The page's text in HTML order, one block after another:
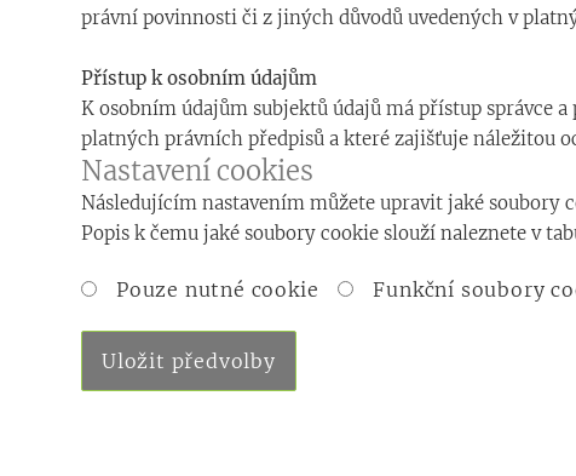
právní povinnosti či z jiných důvodů uvedených v
Přístup k osobním údajům
K osobním údajům subjektů údajů má přístup správce
platných právních předpisů a které zajišťuje náležitou
Nastavení cookies
Následujícím nastavením můžete upravit jaké soubory
Popis k čemu jaké soubory cookie slouží naleznete v
Pouze nutné cookie Funkční soubory
Uložit předvolby